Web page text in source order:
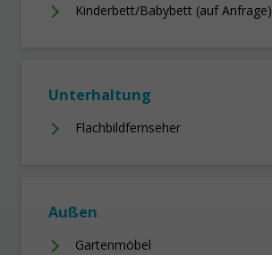
Kinderbett/Babybett (auf Anfrage)
Unterhaltung
Flachbildfernseher
Außen
Gartenmöbel